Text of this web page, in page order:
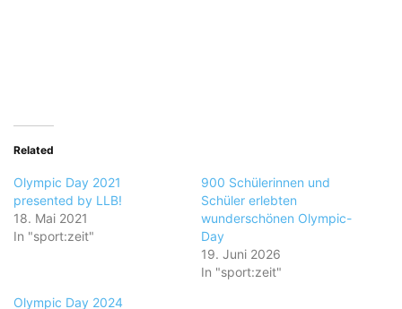
Related
Olympic Day 2021
presented by LLB!
18. Mai 2021
In "sport:zeit"
900 Schülerinnen und
Schüler erlebten
wunderschönen Olympic-
Day
19. Juni 2026
In "sport:zeit"
Olympic Day 2024